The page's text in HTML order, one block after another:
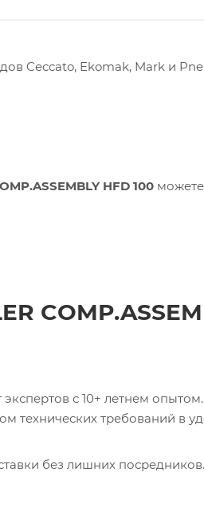
Ceccato, Ekomak, Mark и
HFD 100
с 10+ летнем
технических требований в
без лишних